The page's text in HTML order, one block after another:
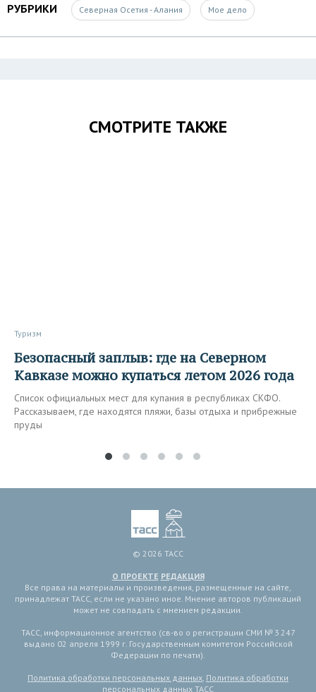
РУБРИКИ Северная Осетия - Алания Мое дело
СМОТРИТЕ ТАКЖЕ
Туризм
Безопасный заплыв: где на Северном
Кавказе можно купаться летом 2026 года
Список официальных мест для купания в республиках СКФО.
Рассказываем, где находятся пляжи, базы отдыха и прибрежные
пруды
© 2026 ТАСС
О ПРОЕКТЕ РЕДАКЦИЯ
Все права на материалы и произведения, размещенные на сайте,
принадлежат ТАСС, если не указано иное. Мнение авторов публикаций
может не совпадать с мнением редакции.
ТАСС, информационное агентство (св-во о регистрации СМИ № 3 247
выдано 02 апреля 1999 г. Государственным комитетом Российской
Федерации по печати).
Политика обработки персональных данных, Политика обработки
персональных данных ТАСС